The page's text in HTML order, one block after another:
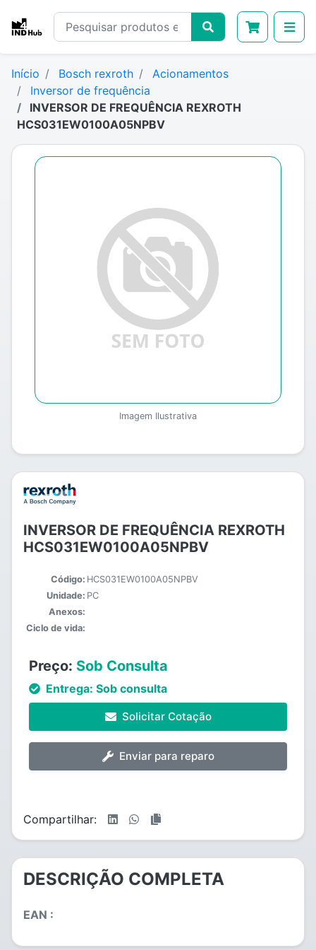
Início Bosch rexroth
Acionamentos
Inversor de frequência
INVERSOR DE FREQUÊNCIA REXROTH
HCS031EW0100A05NPBV
Imagem Ilustrativa
INVERSOR DE FREQUÊNCIA REXROTH
HCS031EW0100A05NPBV
Código: HCS031EW0100A05NPBV
Unidade: PC
Anexos:
Ciclo de vida:
Preço: Sob Consulta
Entrega: Sob consulta
Solicitar Cotação
Enviar para reparo
Compartilhar:
DESCRIÇÃO COMPLETA
EAN :